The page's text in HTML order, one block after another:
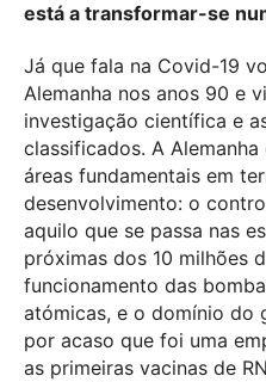
está a transformar-se
Já que fala na Covid-19
Alemanha nos anos 90 e
investigação científica e
classificados. A
áreas fundamentais em
desenvolvimento: o
aquilo que se passa nas
próximas dos 10 milhões
funcionamento das
atómicas, e o domínio do
por acaso que foi uma
as primeiras vacinas de